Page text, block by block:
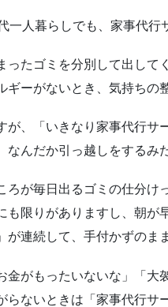
一人暮らしでも、家事代行
ったゴミを分別して出して
ギーがないとき、気持ちの
が、「いきなり家事代行サ
なんだか引っ越しをするみ
ろが毎日出るゴミの仕分け
も限りがありますし、朝が
が連続して、手付かずのま
金がもったいないな」「
らないときは「家事代行サ